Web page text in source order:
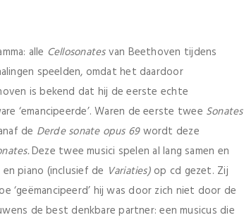
alle Cellosonatesvan Beethoven tijdens
speelden, omdat het daardoor
is bekend dat hij de eerste echte
‘emancipeerde’. Waren de eerste twee Sonates
de Derde sonate opus 69wordt deze
Deze twee musici spelen al lang samen en
piano (inclusief de Variaties) op cd gezet. Zij
‘geëmancipeerd’ hij was door zich niet door de
de best denkbare partner: een musicus die